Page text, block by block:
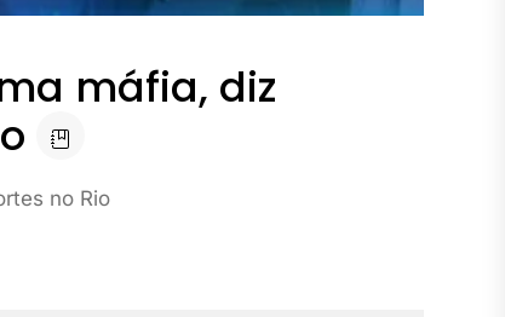
máfia, diz
no Rio